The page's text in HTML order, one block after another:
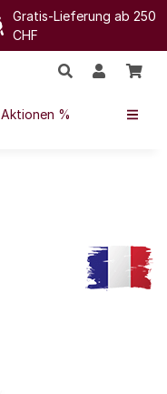
Gratis-Lieferung ab 250
CHF
Aktionen %